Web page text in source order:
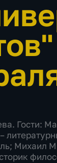
Гости:
Михаил